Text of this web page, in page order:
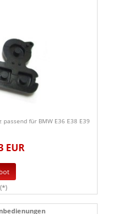
für BMW E36 E38 E39
EUR